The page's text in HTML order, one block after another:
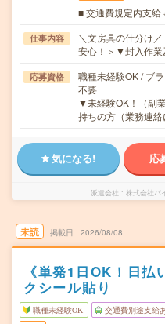
■ 交通費規定内支給
仕事内容
＼文房具の仕分け
安心！＞▼封入作
応募資格
職種未経験OK / ブ
不要
▼未経験OK！（副
持ちの方（業務連
気になる! 応
派遣会社 株式会社バ
未読 掲載日 2026/08/08
《単発1日OK！日
クシール貼り
職種未経験OK 交通費別途支給